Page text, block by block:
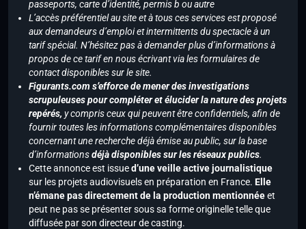
passeports, carte d’identité, permis b ou autre
L’accès préférentiel au site et à tous ces services est proposé
aux demandeurs d’emploi et intermittents du spectacle à un
tarif spécial. N’hésitez pas à demander plus d’informations à
propos de ce tarif en nous écrivant via les formulaires de
contact disponibles sur le site.
Figurants.com s’efforce de mener des investigations
scrupuleuses pour compléter et élucider la nature des projets
repérés, y compris ceux qui peuvent être confidentiels, afin de
fournir toutes les informations complémentaires disponibles
concernant une recherche déjà émise au public, sur la base
d’informationsdéjà disponibles sur les réseaux publics.
Cette annonce est issued’une veille active journalistique
sur les projets audiovisuels en préparation en France. Elle
n’émane pas directement de la production mentionnéeet
peut ne pas se présenter sous sa forme originelle telle que
diffusée par son directeur de casting.